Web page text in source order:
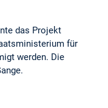
das Projekt
für
werden. Die